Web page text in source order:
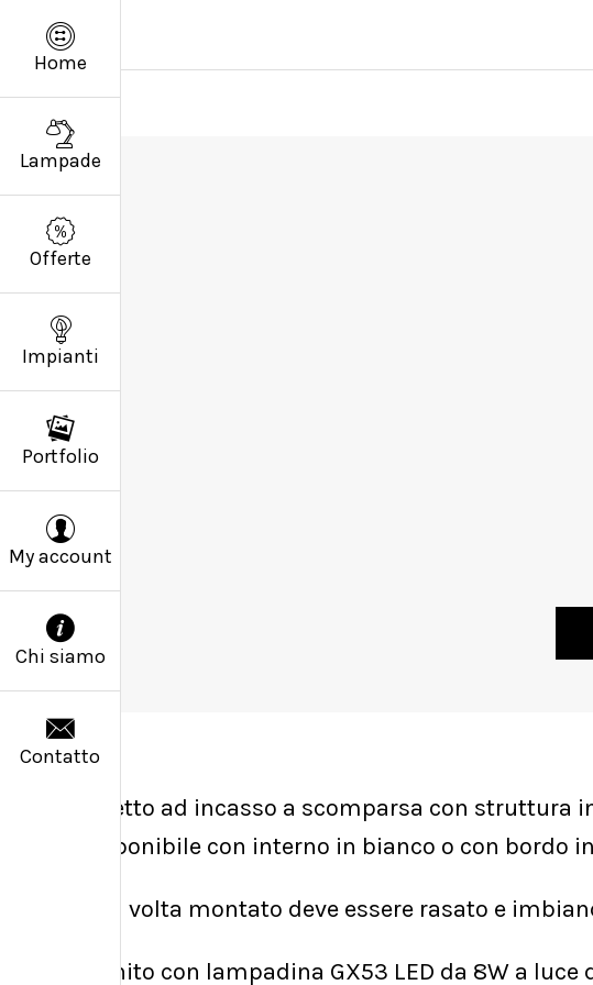
Home
Lampade
Offerte
Impianti
Portfolio
My account
Chi siamo
Contatto
Faretto ad incasso a scomparsa con
Disponibile con interno in bianco o con bordo
Una volta montato deve essere rasato e
Fornito con lampadina GX53 LED da 8W a luce